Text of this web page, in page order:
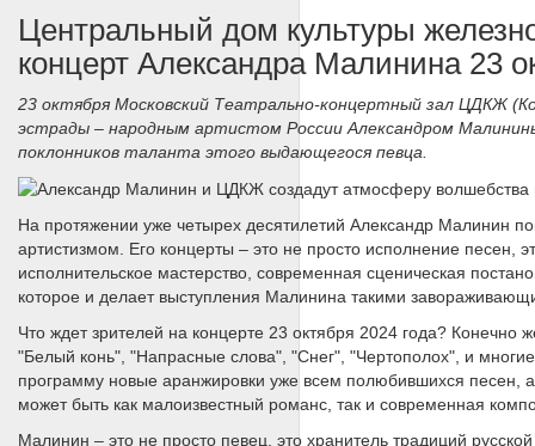
Центральный дом культуры
концерт Александра Малинина 23
23 октября Московский Театрально-концертный зал ЦДКЖ
эстрады – народным артистом России Александром
поклонников таланта этого выдающегося певца.
На протяжении уже четырех десятилетий Александр Малинин
артистизмом. Его концерты – это не просто исполнение песен,
исполнительское мастерство, современная сценическая
которое и делает выступления Малинина такими
Что ждет зрителей на концерте 23 октября 2024 года?
"Белый конь", "Напрасные слова", "Снег", "Чертополох", и
программу новые аранжировки уже всем полюбившихся песен,
может быть как малоизвестный романс, так и современная
Малинин – это не просто певец, это хранитель традиций